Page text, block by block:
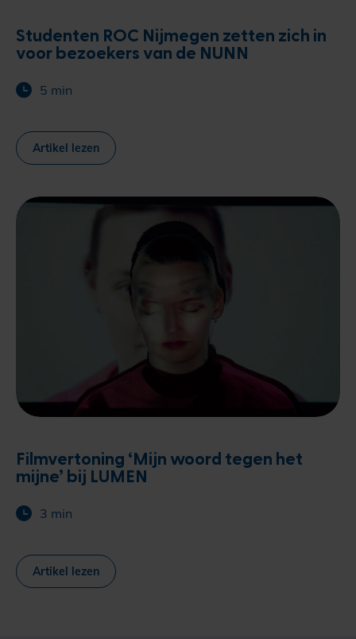
Studenten ROC Nijmegen zetten zich in
voor bezoekers van de NUNN
5 min
Artikel lezen
Filmvertoning ‘Mijn woord tegen het
mijne’ bij LUMEN
3 min
Artikel lezen